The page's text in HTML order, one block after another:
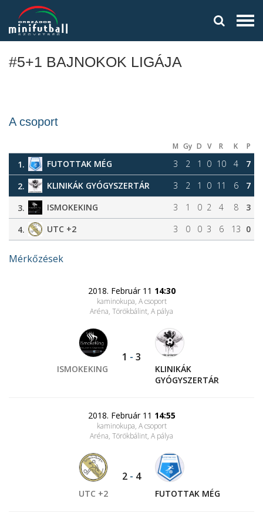
#5+1 BAJNOKOK LIGÁJA
A csoport
M Gy D V R K P
1. FUTOTTAK MÉG 3 2 1 0 10 4
7
2.
KLINIKÁK GYÓGYSZERTÁR 3 2 1 0 11 6
7
3.
ISMOKEKING 3 1 0 2 4 8
3
4.
UTC +2 3 0 0 3 6 13 0
Mérkőzések
2018. Február 11 14:30
kaminokupa, A csoport
Aréna, Törökbálint, A pálya
ISMOKEKING
1 - 3
KLINIKÁK
GYÓGYSZERTÁR
2018. Február 11 14:55
kaminokupa, A csoport
Aréna, Törökbálint, A pálya
UTC +2
2 - 4
FUTOTTAK MÉG